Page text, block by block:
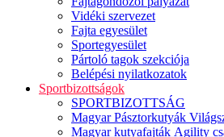
Vidéki szervezet
Fajta egyesület
Sportegyesület
Pártoló tagok szekciója
Belépési nyilatkozatok
Sportbizottságok
SPORTBIZOTTSÁG
Magyar Pásztorkutyák
Magyar kutyafajták Agility